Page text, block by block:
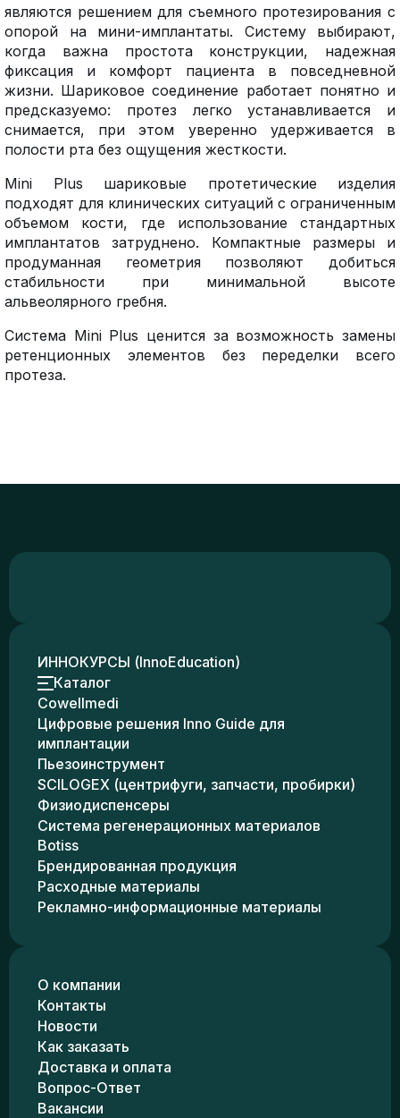
являются решением для съемного протезирования с
опорой на мини-имплантаты. Систему выбирают,
когда важна простота конструкции, надежная
фиксация и комфорт пациента в повседневной
жизни. Шариковое соединение работает понятно и
предсказуемо: протез легко устанавливается и
снимается, при этом уверенно удерживается в
полости рта без ощущения жесткости.
Mini Plus шариковые протетические изделия
подходят для клинических ситуаций с ограниченным
объемом кости, где использование стандартных
имплантатов затруднено. Компактные размеры и
продуманная геометрия позволяют добиться
стабильности при минимальной высоте
альвеолярного гребня.
Система Mini Plus ценится за возможность замены
ретенционных элементов без переделки всего
протеза.
ИННОКУРСЫ (InnoEducation)
Каталог
Cowellmedi
Цифровые решения Inno Guide для
имплантации
Пьезоинструмент
SCILOGEX (центрифуги, запчасти, пробирки)
Физиодиспенсеры
Система регенерационных материалов
Botiss
Брендированная продукция
Расходные материалы
Рекламно-информационные материалы
О компании
Контакты
Новости
Как заказать
Доставка и оплата
Вопрос-Ответ
Вакансии